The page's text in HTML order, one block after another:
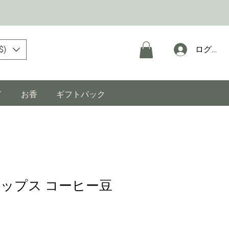
ログイン
お香 ギフトパック
プス コーヒー豆